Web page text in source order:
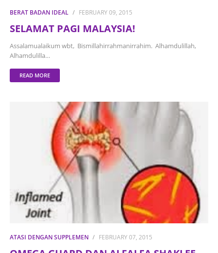
BERAT BADAN IDEAL FEBRUARY 09, 2015
SELAMAT PAGI MALAYSIA!
Assalamualaikum wbt, Bismillahirrahmanirrahim. Alhamdulillah,
Alhamdulilla…
READ MORE
ATASI DENGAN SUPPLEMEN FEBRUARY 07, 2015